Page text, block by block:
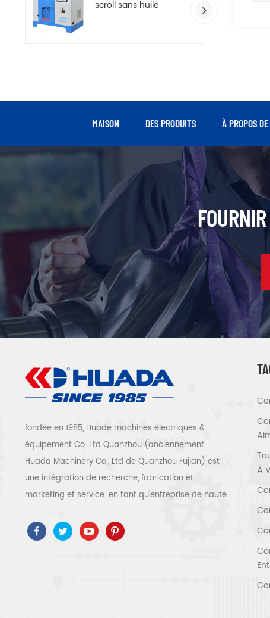
scroll sans huile
MAISON DES PRODUITS À PROPOS
fondée en 1985, Huade machines électriques &
équipement Co. Ltd Quanzhou (anciennement
Huada Machinery Co., Ltd de Quanzhou Fujian) est
une intégration de recherche, fabrication et
marketing et service. en tant qu'entreprise de haute
ce 、 ROSH 、 ETL 、 CQC 、 certification de qualité
et de sécurité ccc, certification d'entreprise de
À